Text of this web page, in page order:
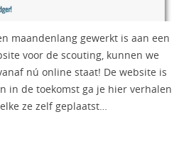
maandenlang gewerkt is aan een
voor de scouting, kunnen we
nú online staat! De website is
in de toekomst ga je hier verhalen
ze zelf geplaatst…